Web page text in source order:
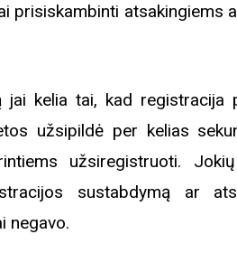
prisiskambinti atsakingiems
jai kelia tai, kad registracija
užsipildė per kelias
užsiregistruoti.
sustabdymą ar
negavo.